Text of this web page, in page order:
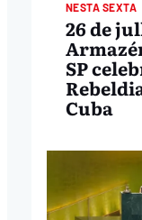
NESTA SEXTA
26 de
SP
Cuba